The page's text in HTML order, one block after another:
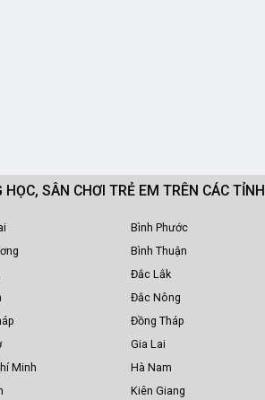
SÂN CHƠI TRẺ EM TRÊN CÁC
Minh
Bình Phước
Bình Thuận
Đắc Lắk
Đắc Nông
Đồng Tháp
Gia Lai
Hà Nam
Kiên Giang